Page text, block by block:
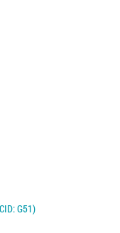
G51)